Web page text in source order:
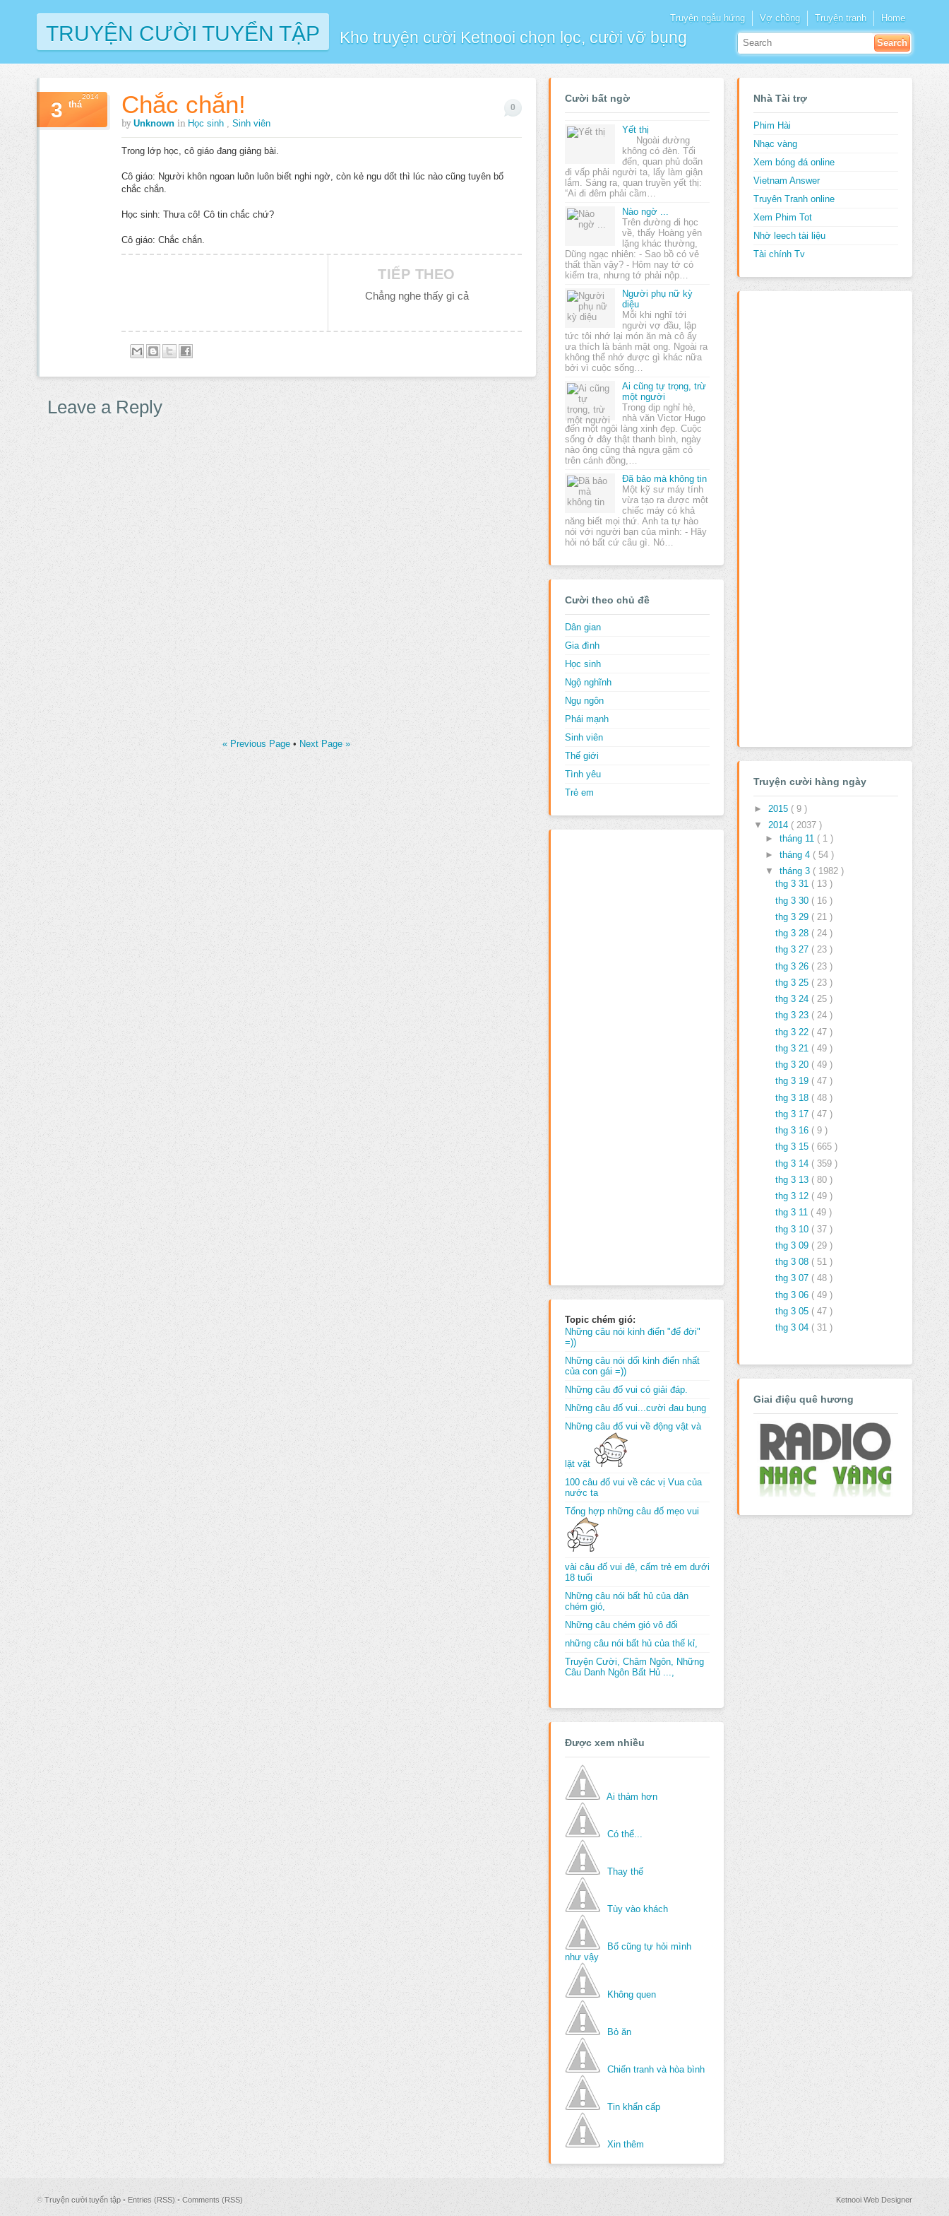
TRUYỆN CƯỜI TUYỂN TẬP Kho truyện cười Ketnooi chọn lọc, cười vỡ bụng
Truyện ngẫu hứng Vợ chồng Truyện tranh Home
Chắc chắn!
by Unknown in Học sinh , Sinh viên
3 thá
2014
0
Trong lớp học, cô giáo đang giảng bài.
Cô giáo: Người khôn ngoan luôn luôn biết nghi ngờ, còn kẻ ngu dốt thì lúc nào cũng tuyên bố
chắc chắn.
Học sinh: Thưa cô! Cô tin chắc chứ?
Cô giáo: Chắc chắn.
TIẾP THEO
Chẳng nghe thấy gì cả
Leave a Reply
« Previous Page • Next Page »
Cười bất ngờ
Yết thị
Ngoài đường
không có đèn. Tối
đến, quan phủ doãn
đi vấp phải người ta, lấy làm giận
lắm. Sáng ra, quan truyền yết thị:
“Ai đi đêm phải cầm…
Nào ngờ ...
Trên đường đi học
về, thấy Hoàng yên
lặng khác thường,
Dũng ngạc nhiên: - Sao bồ có vẻ
thất thần vậy? - Hôm nay tớ có
kiểm tra, nhưng tớ phải nộp…
Người phụ nữ kỳ
diệu
Mỗi khi nghĩ tới
người vợ đầu, lập
tức tôi nhớ lại món ăn mà cô ấy
ưa thích là bánh mật ong. Ngoài ra
không thể nhớ được gì khác nữa
bởi vì cuộc sống…
Ai cũng tự trọng, trừ
một người
Trong dịp nghỉ hè,
nhà văn Victor Hugo
đến một ngôi làng xinh đẹp. Cuộc
sống ở đây thật thanh bình, ngày
nào ông cũng thả ngựa gặm cỏ
trên cánh đồng,…
Đã bảo mà không tin
Một kỹ sư máy tính
vừa tạo ra được một
chiếc máy có khả
năng biết mọi thứ. Anh ta tự hào
nói với người bạn của mình: - Hãy
hỏi nó bất cứ câu gì. Nó…
Cười theo chủ đề
Dân gian
Gia đình
Học sinh
Ngộ nghĩnh
Ngụ ngôn
Phái mạnh
Sinh viên
Thế giới
Tình yêu
Trẻ em
Topic chém gió:
Những câu nói kinh điển "để đời"
=))
Những câu nói dối kinh điển nhất
của con gái =))
Những câu đố vui có giải đáp.
Những câu đố vui...cười đau bụng
Những câu đố vui về động vật và
lặt vặt
100 câu đố vui về các vị Vua của
nước ta
Tổng hợp những câu đố mẹo vui
vài câu đố vui đê, cấm trẻ em dưới
18 tuổi
Những câu nói bất hủ của dân
chém gió,
Những câu chém gió vô đối
những câu nói bất hủ của thế kỉ,
Truyện Cười, Châm Ngôn, Những
Câu Danh Ngôn Bất Hủ ...,
Được xem nhiều
Ai thảm hơn
Có thể...
Thay thế
Tùy vào khách
Bố cũng tự hỏi mình
như vậy
Không quen
Bỏ ăn
Chiến tranh và hòa bình
Tin khẩn cấp
Xin thêm
Nhà Tài trợ
Phim Hài
Nhạc vàng
Xem bóng đá online
Vietnam Answer
Truyên Tranh online
Xem Phim Tot
Nhờ leech tài liệu
Tài chính Tv
Truyện cười hàng ngày
► 2015 ( 9 )
▼ 2014 ( 2037 )
► tháng 11 ( 1 )
► tháng 4 ( 54 )
▼ tháng 3 ( 1982 )
thg 3 31 ( 13 )
thg 3 30 ( 16 )
thg 3 29 ( 21 )
thg 3 28 ( 24 )
thg 3 27 ( 23 )
thg 3 26 ( 23 )
thg 3 25 ( 23 )
thg 3 24 ( 25 )
thg 3 23 ( 24 )
thg 3 22 ( 47 )
thg 3 21 ( 49 )
thg 3 20 ( 49 )
thg 3 19 ( 47 )
thg 3 18 ( 48 )
thg 3 17 ( 47 )
thg 3 16 ( 9 )
thg 3 15 ( 665 )
thg 3 14 ( 359 )
thg 3 13 ( 80 )
thg 3 12 ( 49 )
thg 3 11 ( 49 )
thg 3 10 ( 37 )
thg 3 09 ( 29 )
thg 3 08 ( 51 )
thg 3 07 ( 48 )
thg 3 06 ( 49 )
thg 3 05 ( 47 )
thg 3 04 ( 31 )
Giai điệu quê hương
© Truyện cười tuyển tập • Entries (RSS) • Comments (RSS) Ketnooi Web Designer